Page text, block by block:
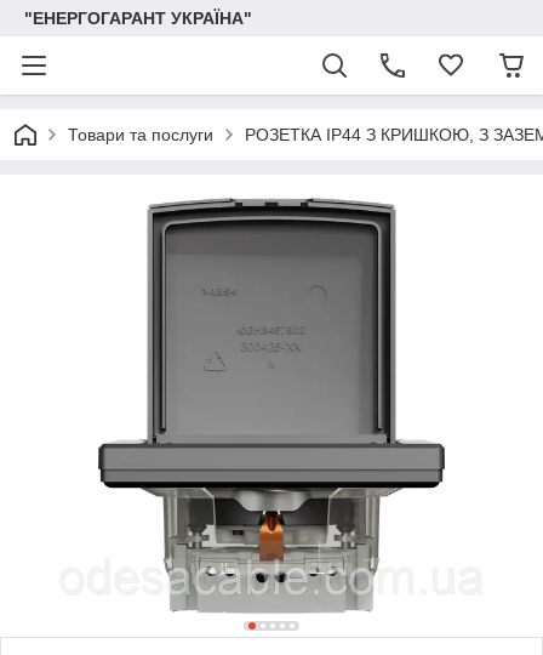
"ЕНЕРГОГАРАНТ УКРАЇНА"
Товари та послуги РОЗЕТКА IP44 З КРИШКОЮ, З